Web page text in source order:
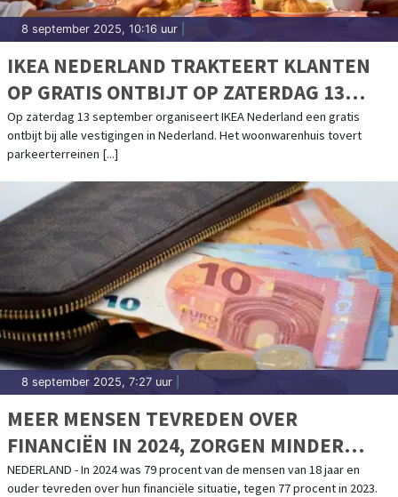
8 september 2025, 10:16 uur
IKEA NEDERLAND TRAKTEERT KLANTEN
OP GRATIS ONTBIJT OP ZATERDAG 13
SEPTEMBER
Op zaterdag 13 september organiseert IKEA Nederland een gratis
ontbijt bij alle vestigingen in Nederland. Het woonwarenhuis tovert
parkeerterreinen [...]
8 september 2025, 7:27 uur
MEER MENSEN TEVREDEN OVER
FINANCIËN IN 2024, ZORGEN MINDER
GROOT
NEDERLAND - In 2024 was 79 procent van de mensen van 18 jaar en
ouder tevreden over hun financiële situatie, tegen 77 procent in 2023.